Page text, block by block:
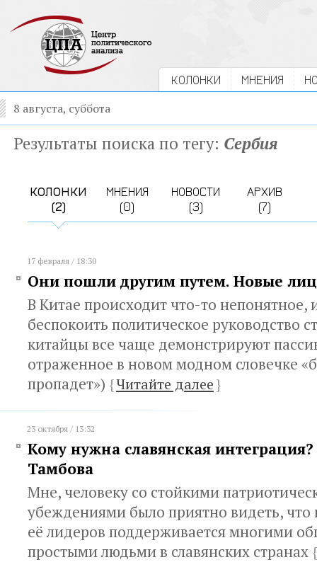
КОЛОНКИ МНЕНИЯ
8 августа, суббота
Результаты поиска по тегу: Сербия
КОЛОНКИ
(2)
МНЕНИЯ
(0)
НОВОСТИ
(3)
АРХИВ
(7)
17 февраля / 18:30
Они пошли другим путем. Новые
В Китае происходит что-то непонятное,
беспокоить политическое руководство
китайцы все чаще демонстрируют
отраженное в новом модном словечке
пропадет») {Читайте далее}
23 октября / 13:32
Кому нужна славянская интеграция?
Тамбова
Мне, человеку со стойкими
убеждениями было приятно видеть, что
её лидеров поддерживается многими
простыми людьми в славянских странах {